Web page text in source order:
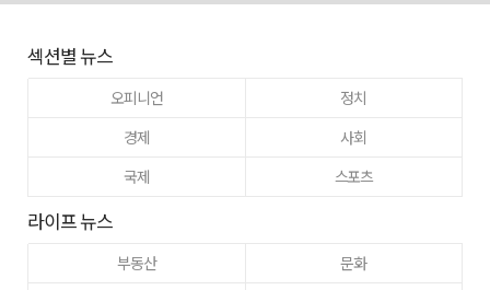
섹션별 뉴스
오피니언
정치
경제
사회
국제
스포츠
라이프 뉴스
부동산 문화